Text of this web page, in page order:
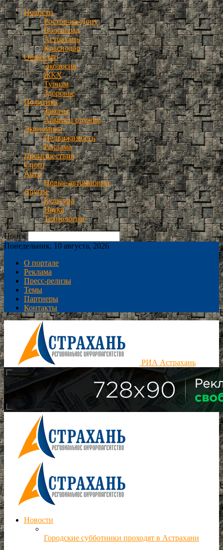
Новости
Ростов-на-Дону
Волгоград
Астрахань
Краснодар
Общество
Экология
ЖКХ
Туризм
Здоровье
Политика
Законы
Армия и оружие
Экономика
Недвижимость
Реклама
Происшествия
Спорт
Авто
Новые автомобили
Другие
Культура
Наука
Технологии
Поиск
Понедельник, 10 августа, 2026
О портале
Реклама
Пресс-релизы
Темы
Партнеры
Контакты
РИА Астрахань
Новости
Городские субботники проходят в Астрахани